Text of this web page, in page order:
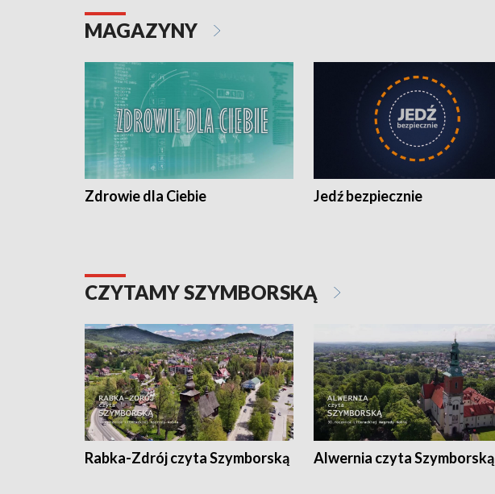
MAGAZYNY
Zdrowie dla Ciebie Jedź bezpiecznie
CZYTAMY SZYMBORSKĄ
Rabka-Zdrój czyta Szymborską Alwernia czyta Szymborską